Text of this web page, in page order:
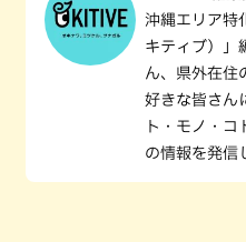
沖縄エリア特
キティブ）」
ん、県外在住
好きな皆さん
ト・モノ・コ
の情報を発信